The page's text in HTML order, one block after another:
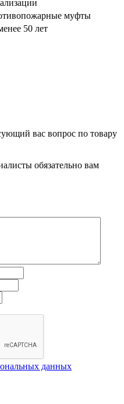
муфты
50 лет
вас вопрос по товару
обязательно вам
данных